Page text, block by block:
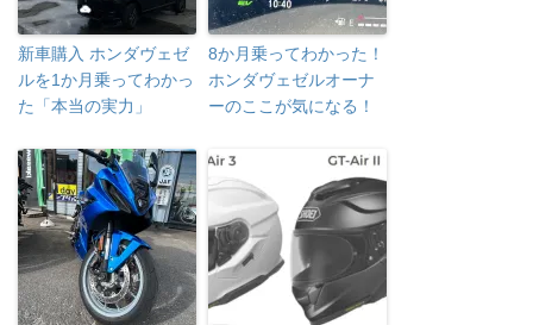
新車購入 ホンダヴェゼ
ルを1か月乗ってわかっ
た「本当の実力」
8か月乗ってわかった！
ホンダヴェゼルオーナ
ーのここが気になる！